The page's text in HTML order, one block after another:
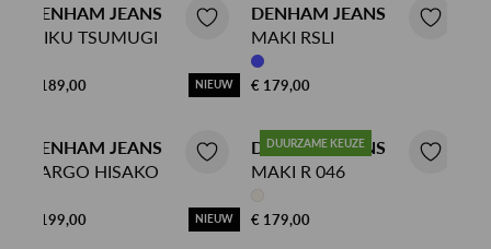
DENHAM JEANS
MIKU TSUMUGI
€ 189,00 NIEUW
DENHAM JEANS
MAKI RSLI
€ 179,00
DENHAM JEANS
CARGO HISAKO
€ 199,00 NIEUW
DUURZAME KEUZE
DENHAM JEANS
MAKI R 046
€ 179,00